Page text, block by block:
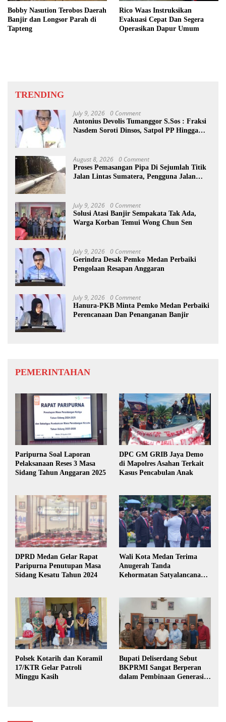
Bobby Nasution Terobos Daerah
Banjir dan Longsor Parah di
Tapteng
Rico Waas Instruksikan
Evakuasi Cepat Dan Segera
Operasikan Dapur Umum
TRENDING
July 9, 2026 0 Comment
Antonius Devolis Tumanggor S.Sos : Fraksi
Nasdem Soroti Dinsos, Satpol PP Hingga
August 8, 2026 0 Comment
Proses Pemasangan Pipa Di Sejumlah Titik
Jalan Lintas Sumatera, Pengguna Jalan
July 9, 2026 0 Comment
Solusi Atasi Banjir Sempakata Tak Ada,
Warga Korban Temui Wong Chun Sen
July 9, 2026 0 Comment
Gerindra Desak Pemko Medan Perbaiki
Pengolaan Resapan Anggaran
July 9, 2026 0 Comment
Hanura-PKB Minta Pemko Medan Perbaiki
Perencanaan Dan Penanganan Banjir
PEMERINTAHAN
Paripurna Soal Laporan
Pelaksanaan Reses 3 Masa
Sidang Tahun Anggaran 2025
DPC GM GRIB Jaya Demo
di Mapolres Asahan Terkait
Kasus Pencabulan Anak
DPRD Medan Gelar Rapat
Paripurna Penutupan Masa
Sidang Kesatu Tahun 2024
Wali Kota Medan Terima
Anugerah Tanda
Kehormatan Satyalancana
Polsek Kotarih dan Koramil
17/KTR Gelar Patroli
Minggu Kasih
Bupati Deliserdang Sebut
BKPRMI Sangat Berperan
dalam Pembinaan Generasi